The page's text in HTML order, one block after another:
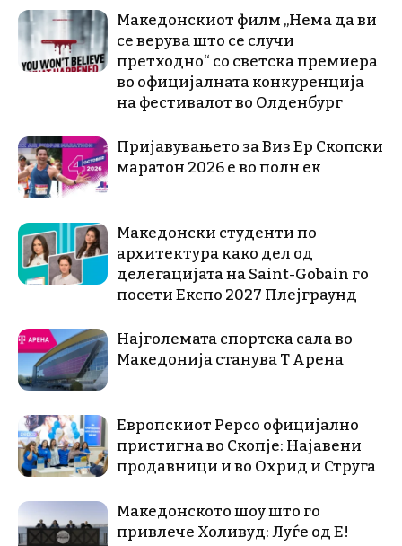
Македонскиот филм „Нема да ви
се верува што се случи
претходно“ со светска премиера
во официјалната конкуренција
на фестивалот во Олденбург
Пријавувањето за Виз Ер Скопски
маратон 2026 е во полн ек
Македонски студенти по
архитектура како дел од
делегацијата на Saint-Gobain го
посети Експо 2027 Плејграунд
Најголемата спортска сала во
Македонија станува Т Арена
Европскиот Pepco официјално
пристигна во Скопје: Најавени
продавници и во Охрид и Струга
Македонското шоу што го
привлече Холивуд: Луѓе од E!